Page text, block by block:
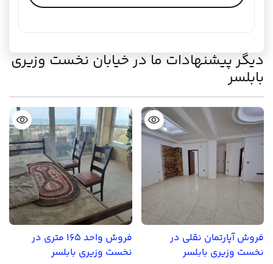
دیگر پیشنهادات ما در خیابان نخست وزیری
بابلسر
فروش واحد 165 متری در
نخست وزیری بابلسر
فروش آپارتمان نقلی در
نخست وزیری بابلسر